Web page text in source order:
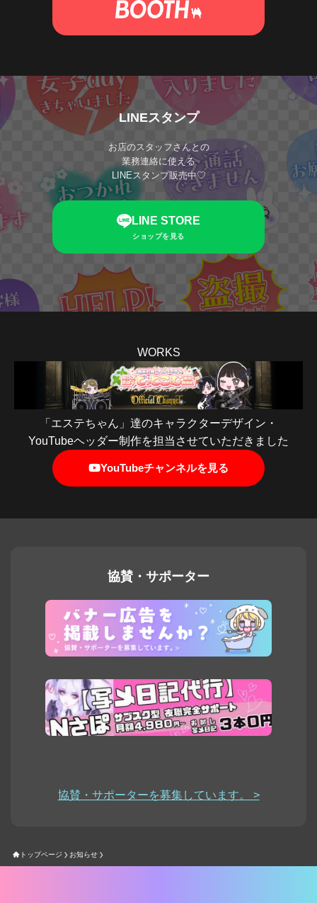
LINEスタンプ
お店のスタッフさんとの
業務連絡に使える
LINEスタンプ販売中♡
LINE STORE
ショップを見る
WORKS
「エステちゃん」達のキャラクターデザイン・
YouTubeヘッダー制作を担当させていただきました
YouTubeチャンネルを見る
協賛・サポーター
協賛・サポーターを募集しています。 >
トップページ お知らせ